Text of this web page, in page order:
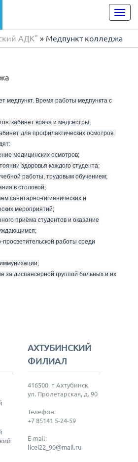
АДК" » Медпункт колледжа
медпункт. Время работы медпункта с
кабинет врача и медсестры,
для профилактических осмотров.
медицинских осмотров;
здоровья каждого студента;
работы, трудовым обучением;
в столовой;
санитарно-гигиенических и
мероприятий;
приёма студентов и оказание
работы среди
за диспансерной группой больных и их
АХТУБИНСКИЙ
ФИЛИАЛ
416500, г. Ахтубинск,
ул. Пролетарская, д. 90
Телефон:
+7 85141 5-24-59
E-mail:
licei22_90@mail.ru